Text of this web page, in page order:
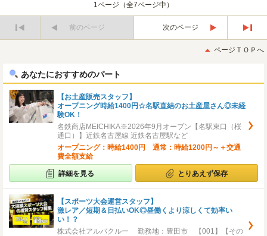
1ページ（全7ページ中）
前のページ
次のページ
後
ページＴＯＰへ
あなたにおすすめのパート
【お土産販売スタッフ】
オープニング時給1400円☆名駅直結のお土産屋さん◎未経
験OK！
名鉄商店MEICHIKA※2026年9月オープン【名駅東口（桜
通口）】近鉄名古屋線 近鉄名古屋駅など
オープニング：時給1400円 通常：時給1200円～＋交通
費全額支給
詳細を見る とりあえず保存
【スポーツ大会運営スタッフ】
激レア／短期＆日払いOK◎昼働くより涼しくて効率い
い！？
株式会社アルバクルー 勤務地：豊田市 【001】【その